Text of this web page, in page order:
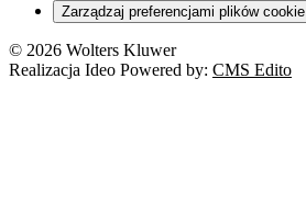
Zarządzaj preferencjami plików cookie
© 2026 Wolters Kluwer
Realizacja Ideo Powered by: CMS Edito